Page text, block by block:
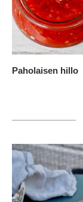
Paholaisen hillo